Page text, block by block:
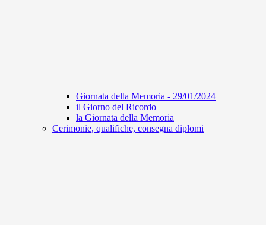
Giornata della Memoria - 29/01/2024
il Giorno del Ricordo
la Giornata della Memoria
Cerimonie, qualifiche, consegna diplomi